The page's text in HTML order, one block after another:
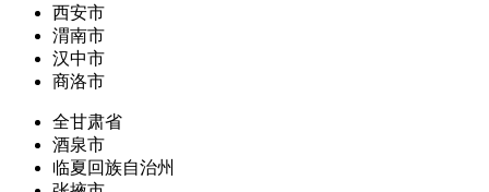
西安市
渭南市
汉中市
商洛市
全甘肃省
酒泉市
临夏回族自治州